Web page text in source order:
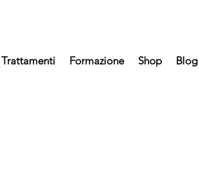
Trattamenti Formazione Shop Blog